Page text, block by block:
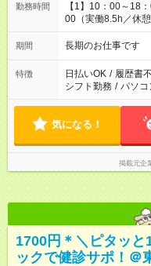
勤務時間
【1】10：00～18
00（実働8.5h／休
働制：160～
期間 長期のお仕事です
特徴 日払いOK / 履歴書
シフト勤務 / パソコ
気になる！
掲載元企
1700円＊＼ピタッ
ックで健診サポ！＠